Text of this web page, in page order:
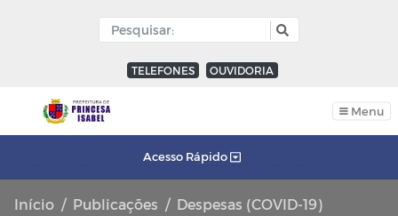
TELEFONES OUVIDORIA
Menu
Acesso Rápido
Início Publicações
Despesas (COVID-19)